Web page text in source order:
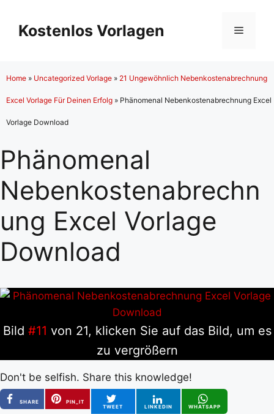
Inhalt
springen
Kostenlos Vorlagen Menü
Home » Uncategorized Vorlage » 21 Ungewöhnlich Nebenkostenabrechnung
Excel Vorlage Für Deinen Erfolg » Phänomenal Nebenkostenabrechnung Excel
Vorlage Download
Phänomenal
Nebenkostenabrechn
ung Excel Vorlage
Download
Bild #11 von 21, klicken Sie auf das Bild, um es
zu vergrößern
Don't be selfish. Share this knowledge!
SHARE
PIN_IT
TWEET
LINKEDIN WHATSAPP